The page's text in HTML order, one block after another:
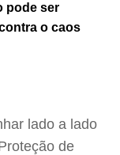
pode ser
o caos
lado a lado
de